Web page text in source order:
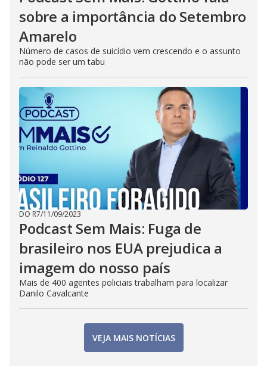
sobre a importância do Setembro
Amarelo
Número de casos de suicídio vem crescendo e o assunto
não pode ser um tabu
DO R7/11/09/2023
Podcast Sem Mais: Fuga de
brasileiro nos EUA prejudica a
imagem do nosso país
Mais de 400 agentes policiais trabalham para localizar
Danilo Cavalcante
VEJA MAIS NOTÍCIAS